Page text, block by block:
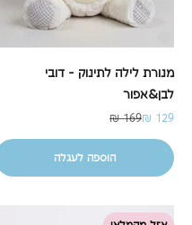
מנורת לילה לתינוק - דובי
לבן&אפור
מחיר מבצע
129 ₪ מחיר רגיל
169 ₪
הוספה לעגלה